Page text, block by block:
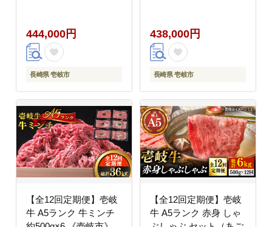
444,000円
長崎県 壱岐市
和牛 国産 長崎和牛 焼
肉 焼き肉 焼肉用 モモ
ロース カルビ 冷凍配送
小分け [JGE083]
円
438,000円
長崎県 壱岐市
【全12回定期便】壱岐
牛 A5ランク 牛ミンチ
【全12回定期便】壱岐
牛 A5ランク 赤身 しゃ